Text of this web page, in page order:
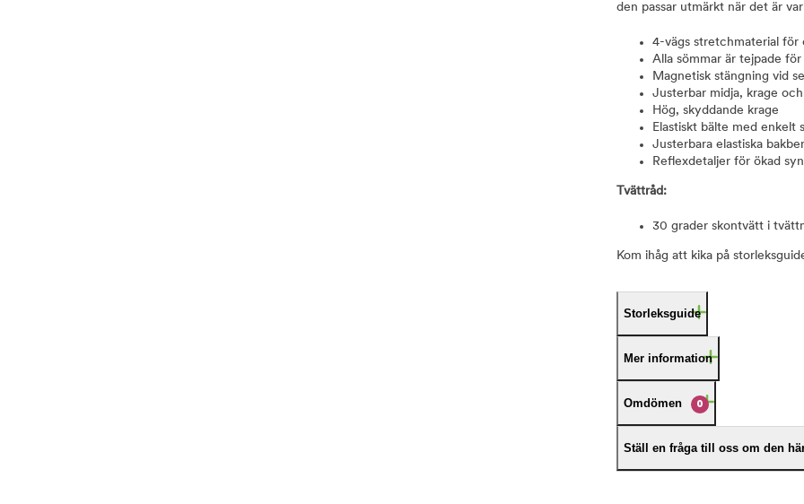
den passar utmärkt när det är
4-vägs stretchmaterial för
Alla sömmar är tejpade
Magnetisk stängning vid
Justerbar midja, krage
Hög, skyddande krage
Elastiskt bälte med enkelt
Justerbara elastiska
Reflexdetaljer för ökad
Tvättråd:
30 grader skontvätt i
Kom ihåg att kika på
Storleksguide
Mer information
Omdömen 0
Ställ en fråga till oss om den